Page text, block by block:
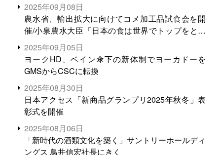
2025年09月08日
農水省、輸出拡大に向けてコメ加工品試食会を開
催/小泉農水大臣「日本の食は世界でトップをとれ
る。米増産に向けて、米輸出需要の拡大を」
2025年09月05日
ヨークHD、ベイン傘下の新体制でヨーカドーを
GMSからCSCに転換
2025年08月30日
日本アクセス「新商品グランプリ2025年秋冬」表
彰式を開催
2025年08月06日
「新時代の酒類文化を築く」サントリーホールディ
ングス 鳥井信宏社長にきく